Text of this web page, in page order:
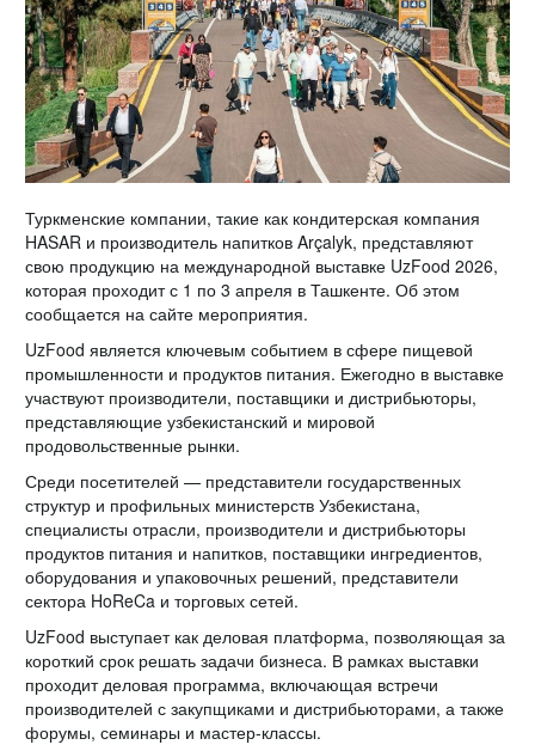
Туркменские компании, такие как кондитерская компания
HASAR и производитель напитков Arçalyk, представляют
свою продукцию на международной выставке UzFood 2026,
которая проходит с 1 по 3 апреля в Ташкенте. Об этом
сообщается на сайте мероприятия.
UzFood является ключевым событием в сфере пищевой
промышленности и продуктов питания. Ежегодно в выставке
участвуют производители, поставщики и дистрибьюторы,
представляющие узбекистанский и мировой
продовольственные рынки.
Среди посетителей — представители государственных
структур и профильных министерств Узбекистана,
специалисты отрасли, производители и дистрибьюторы
продуктов питания и напитков, поставщики ингредиентов,
оборудования и упаковочных решений, представители
сектора HoReCa и торговых сетей.
UzFood выступает как деловая платформа, позволяющая за
короткий срок решать задачи бизнеса. В рамках выставки
проходит деловая программа, включающая встречи
производителей с закупщиками и дистрибьюторами, а также
форумы, семинары и мастер-классы.